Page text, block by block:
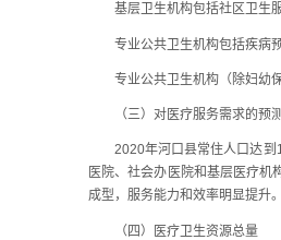
基层卫生机构包括社区卫生服
专业公共卫生机构包括疾病预
专业公共卫生机构（除妇幼保
（三）对医疗服务需求的预测
2020年河口县常住人口达到
医院、社会办医院和基层医疗
成型，服务能力和效率明显提升。
（四）医疗卫生资源总量